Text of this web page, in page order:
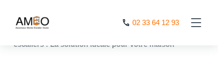
02 33 64 12 93
AMEO>Nos actualités
escaliers : La solution idéale pour votre maison